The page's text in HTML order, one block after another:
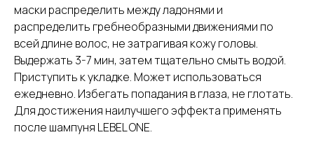
маски распределить между ладонями и
распределить гребнеобразными движениями по
всей длине волос, не затрагивая кожу головы.
Выдержать 3-7 мин, затем тщательно смыть водой.
Приступить к укладке. Может использоваться
ежедневно. Избегать попадания в глаза, не глотать.
Для достижения наилучшего эффекта применять
после шампуня LEBEL ONE.